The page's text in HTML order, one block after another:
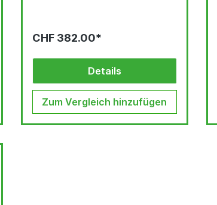
CHF 382.00*
Details
Zum Vergleich hinzufügen